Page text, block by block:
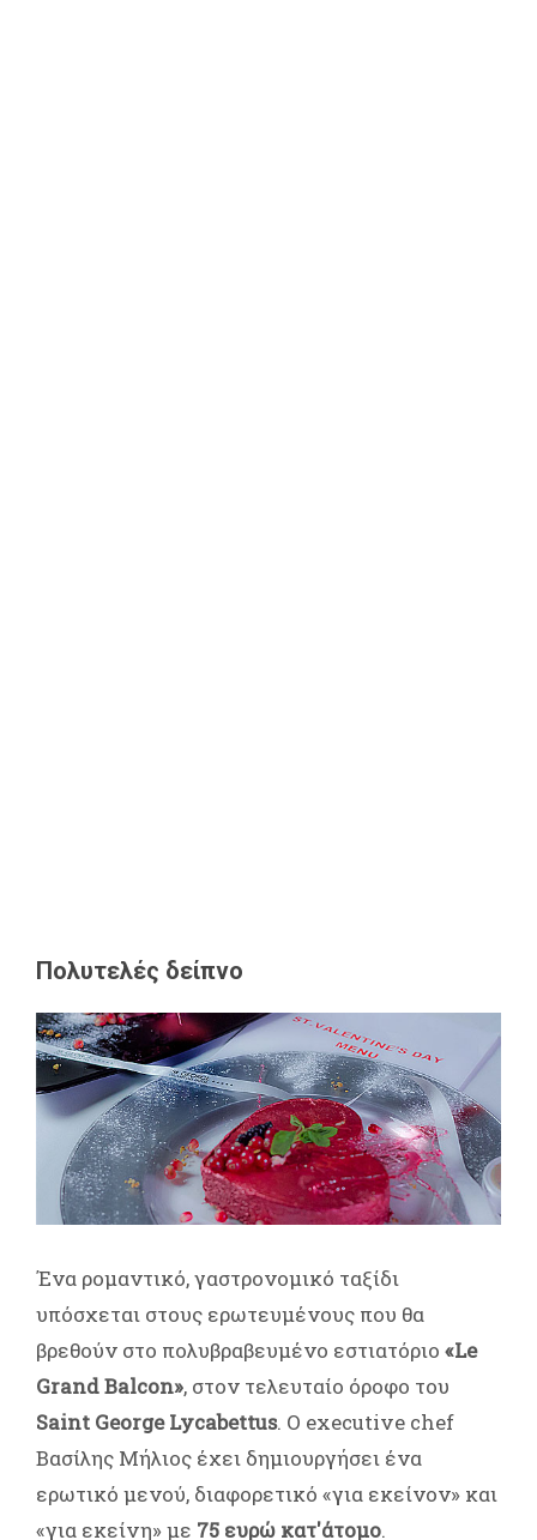
Πολυτελές δείπνο
Ένα ρομαντικό, γαστρονομικό ταξίδι
υπόσχεται στους ερωτευμένους που θα
βρεθούν στο πολυβραβευμένο εστιατόριο «Le
Grand Balcon», στον τελευταίο όροφο του
Saint George Lycabettus. Ο executive chef
Βασίλης Μήλιος έχει δημιουργήσει ένα
ερωτικό μενού, διαφορετικό «για εκείνον» και
«για εκείνη» με 75 ευρώ κατ'άτομο.